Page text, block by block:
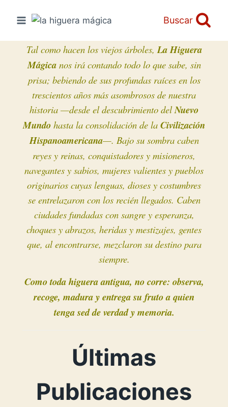
Buscar
Tal como hacen los viejos árboles,La Higuera
Mágicanos irá contando todo lo que sabe, sin
prisa; bebiendo de sus profundas raíces en los
trescientos años más asombrosos de nuestra
historia —desde el descubrimiento delNuevo
Mundo hasta la consolidación de la Civilización
Hispanoamericana—. Bajo su sombra caben
reyes y reinas, conquistadores y misioneros,
navegantes y sabios, mujeres valientes y pueblos
originarios cuyas lenguas, dioses y costumbres
se entrelazaron con los recién llegados. Caben
ciudades fundadas con sangre y esperanza,
choques y abrazos, heridas y mestizajes, gentes
que, al encontrarse, mezclaron su destino para
siempre.
Como toda higuera antigua, no corre: observa,
recoge, madura y entrega su fruto a quien
tenga sed de verdad y memoria.
Últimas
Publicaciones